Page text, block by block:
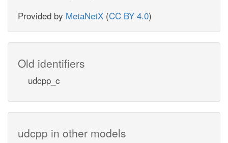
Provided by MetaNetX (CC BY 4.0)
Old identifiers
udcpp_c
udcpp in other models